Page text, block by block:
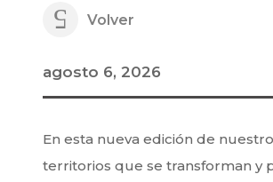
Volver
agosto 6, 2026
En esta nueva edición de
territorios que se transforman y